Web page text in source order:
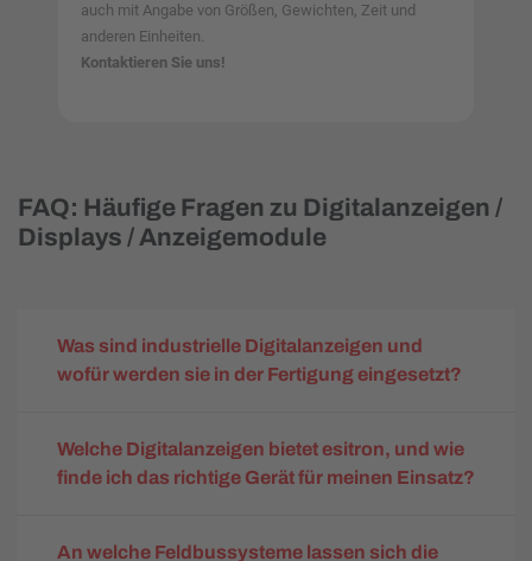
auch mit Angabe von Größen, Gewichten, Zeit und
anderen Einheiten.
Kontaktieren Sie uns!
FAQ: Häufige Fragen zu Digitalanzeigen /
Displays / Anzeigemodule
Was sind industrielle Digitalanzeigen und
wofür werden sie in der Fertigung eingesetzt?
Welche Digitalanzeigen bietet esitron, und wie
finde ich das richtige Gerät für meinen Einsatz?
An welche Feldbussysteme lassen sich die